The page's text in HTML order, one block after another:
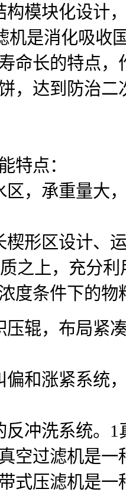
块化设计，
机是消化吸收
命长的特点
，达到防治
特点：
区，承重量大
楔形区设计、
之上，充分
度条件下的
压辊，布局紧
偏和涨紧系统
反冲洗系统。
过滤机是一
式压滤机是一